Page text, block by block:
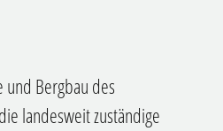
und Bergbau des
landesweit zuständige